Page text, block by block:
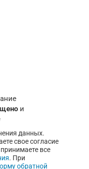
и
данных.
свое согласие
все
. При
обратной